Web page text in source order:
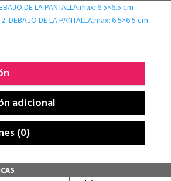
DE LA PANTALLA.max: 6.5×6.5 cm
DEBAJO DE LA PANTALLA.max: 6.5×6.5 cm
adicional
(0)